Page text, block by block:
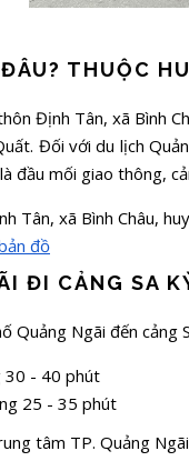
THUỘC
Định Tân, xã Bình
Đối với du lịch
đầu mối giao thông,
Tân, xã Bình Châu,
đồ
ĐI CẢNG SA
Quảng Ngãi đến cảng
30 - 40 phút
25 - 35 phút
tâm TP. Quảng